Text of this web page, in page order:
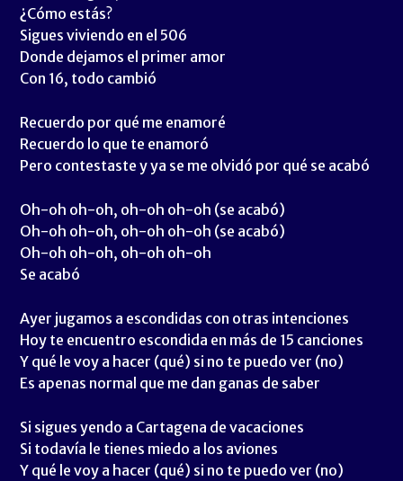
¿Cómo estás?
Sigues viviendo en el 506
Donde dejamos el primer amor
Con 16, todo cambió
Recuerdo por qué me enamoré
Recuerdo lo que te enamoró
Pero contestaste y ya se me olvidó por qué se acabó
Oh-oh oh-oh, oh-oh oh-oh (se acabó)
Oh-oh oh-oh, oh-oh oh-oh (se acabó)
Oh-oh oh-oh, oh-oh oh-oh
Se acabó
Ayer jugamos a escondidas con otras intenciones
Hoy te encuentro escondida en más de 15 canciones
Y qué le voy a hacer (qué) si no te puedo ver (no)
Es apenas normal que me dan ganas de saber
Si sigues yendo a Cartagena de vacaciones
Si todavía le tienes miedo a los aviones
Y qué le voy a hacer (qué) si no te puedo ver (no)